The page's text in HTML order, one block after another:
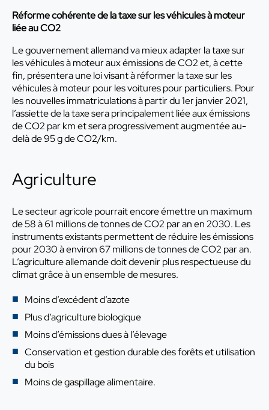
Réforme cohérente de la taxe sur les véhicules à moteur
liée au CO2
Le gouvernement allemand va mieux adapter la taxe sur
les véhicules à moteur aux émissions de CO2 et, à cette
fin, présentera une loi visant à réformer la taxe sur les
véhicules à moteur pour les voitures pour particuliers. Pour
les nouvelles immatriculations à partir du 1er janvier 2021,
l’assiette de la taxe sera principalement liée aux émissions
de CO2 par km et sera progressivement augmentée au-
delà de 95 g de CO2/km.
Agriculture
Le secteur agricole pourrait encore émettre un maximum
de 58 à 61 millions de tonnes de CO2 par an en 2030. Les
instruments existants permettent de réduire les émissions
pour 2030 à environ 67 millions de tonnes de CO2 par an.
L’agriculture allemande doit devenir plus respectueuse du
climat grâce à un ensemble de mesures.
Moins d’excédent d’azote
Plus d’agriculture biologique
Moins d’émissions dues à l’élevage
Conservation et gestion durable des forêts et utilisation
du bois
Moins de gaspillage alimentaire.